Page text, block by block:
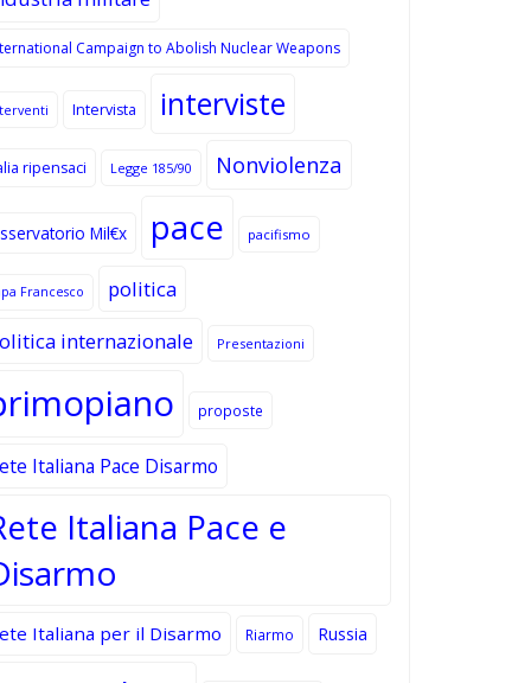
Campaign to Abolish Nuclear Weapons
Intervista interviste
ripensaci Legge 185/90 Nonviolenza
Mil€x pace pacifismo
Francesco
politica
internazionale
Presentazioni
proposte
Italiana Pace Disarmo
Italiana Pace e
Italiana per il Disarmo Riarmo Russia